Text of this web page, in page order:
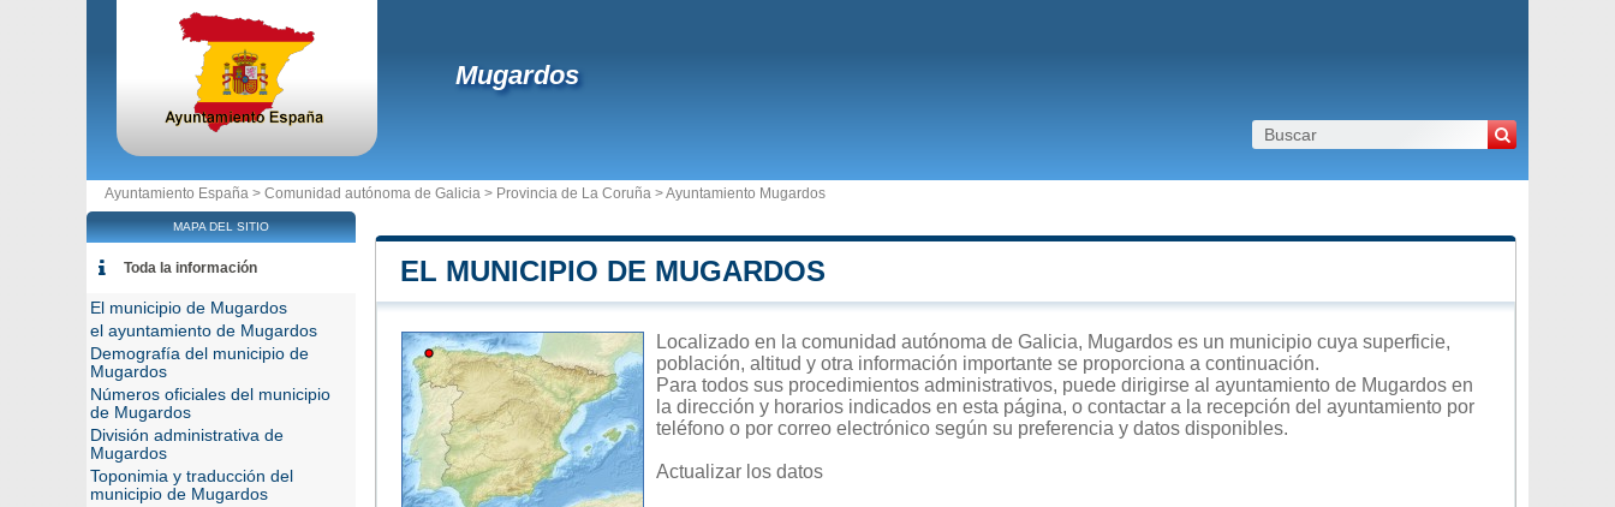
Mugardos
Ayuntamiento España > Comunidad autónoma de Galicia > Provincia de La Coruña >Ayuntamiento Mugardos
EL MUNICIPIO DE MUGARDOS
Localizado en la comunidad autónoma de Galicia, Mugardos es un municipio cuya superficie,
población, altitud y otra información importante se proporciona a continuación.
Para todos sus procedimientos administrativos, puede dirigirse al ayuntamiento de Mugardos en
la dirección y horarios indicados en esta página, o contactar a la recepción del ayuntamiento por
teléfono o por correo electrónico según su preferencia y datos disponibles.
Actualizar los datos
MAPA DEL SITIO
Toda la información
El municipio de Mugardos
el ayuntamiento de Mugardos
Demografía del municipio de
Mugardos
Números oficiales del municipio
de Mugardos
División administrativa de
Mugardos
Toponimia y traducción del
municipio de Mugardos